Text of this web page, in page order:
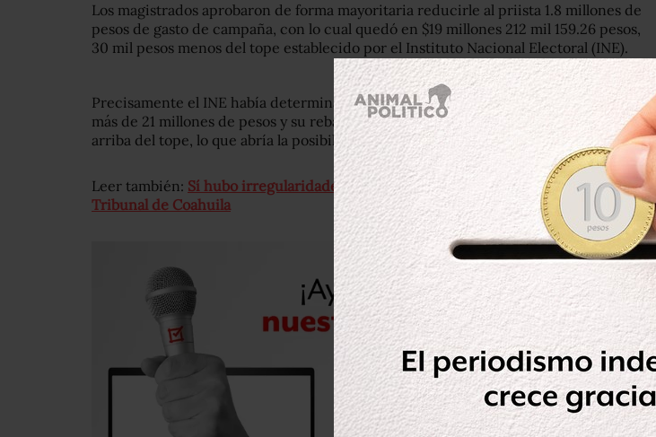
Los magistrados aprobaron de forma mayoritaria reducirle al priista 1.8 millones de
pesos de gasto de campaña, con lo cual quedó en $19 millones 212 mil 159.26 pesos,
30 mil pesos menos del tope establecido por el Instituto Nacional Electoral (INE).
Precisamente el INE había determinado que el gasto de Riquelme había sido de poco
más de 21 millones de pesos y su rebase era de 1.7 millones, lo cual representaba 9.2%
arriba del tope, lo que abría la posibilidad de que se anulara la elección.
Leer también: Sí hubo irregularidades, pero aún así es válido el triunfo de Riquelme:
Tribunal de Coahuila